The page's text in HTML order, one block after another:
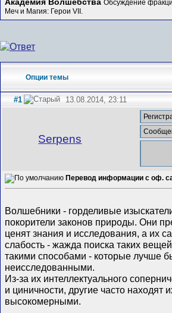
Академия Волшебства Обсуждение
Меч и Магия: Герои VII.
Опции темы
#1 13.08.2014, 23:11
Serpens
Перевод информации с оф.
Волшебники - горделивые
покорители законов природы. Они
ценят знания и исследования, а их
слабость - жажда поиска таких
такими способами - которые лучше
неисследованными.
Из-за их интеллектуального
и циничности, другие часто находят
высокомерными.